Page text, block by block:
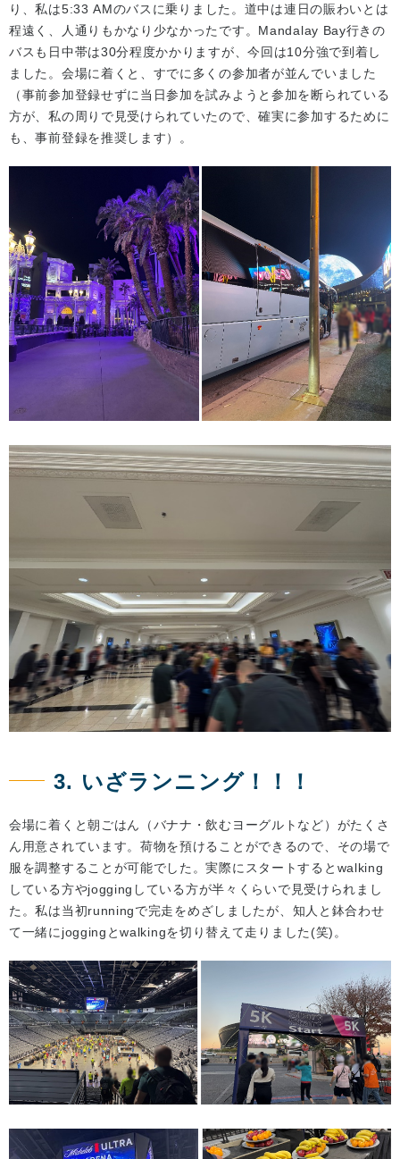
り、私は5:33 AMのバスに乗りました。道中は連日の賑わいとは
程遠く、人通りもかなり少なかったです。Mandalay Bay行きの
バスも日中帯は30分程度かかりますが、今回は10分強で到着し
ました。会場に着くと、すでに多くの参加者が並んでいました
（事前参加登録せずに当日参加を試みようと参加を断られている
方が、私の周りで見受けられていたので、確実に参加するために
も、事前登録を推奨します）。
3. いざランニング！！！
会場に着くと朝ごはん（バナナ・飲むヨーグルトなど）がたくさ
ん用意されています。荷物を預けることができるので、その場で
服を調整することが可能でした。実際にスタートするとwalking
している方やjoggingしている方が半々くらいで見受けられまし
た。私は当初runningで完走をめざしましたが、知人と鉢合わせ
て一緒にjoggingとwalkingを切り替えて走りました(笑)。